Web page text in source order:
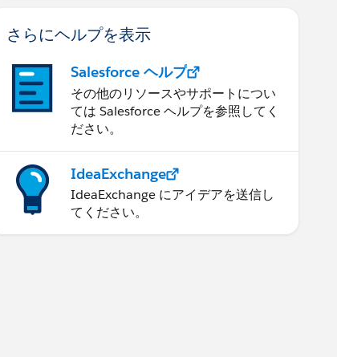
さらにヘルプを表示
Salesforce ヘルプ
その他のリソースやサポートについ
ては Salesforce ヘルプを参照してく
ださい。
IdeaExchange
IdeaExchange にアイデアを送信し
てください。